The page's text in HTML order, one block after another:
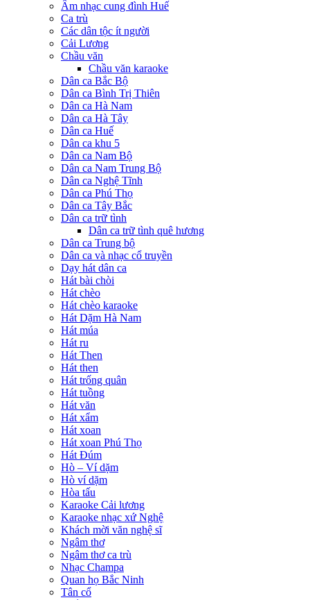
Âm nhạc cung đình Huế
Ca trù
Các dân tộc ít người
Cải Lương
Chầu văn
Chầu văn karaoke
Dân ca Bắc Bộ
Dân ca Bình Trị Thiên
Dân ca Hà Nam
Dân ca Hà Tây
Dân ca Huế
Dân ca khu 5
Dân ca Nam Bộ
Dân ca Nam Trung Bộ
Dân ca Nghệ Tĩnh
Dân ca Phú Thọ
Dân ca Tây Bắc
Dân ca trữ tình
Dân ca trữ tình quê hương
Dân ca Trung bộ
Dân ca và nhạc cổ truyền
Dạy hát dân ca
Hát bài chòi
Hát chèo
Hát chèo karaoke
Hát Dặm Hà Nam
Hát múa
Hát ru
Hát Then
Hát then
Hát trống quân
Hát tuồng
Hát văn
Hát xẩm
Hát xoan
Hát xoan Phú Thọ
Hát Đúm
Hò – Ví dặm
Hò ví dặm
Hòa tấu
Karaoke Cải lương
Karaoke nhạc xứ Nghệ
Khách mời văn nghệ sĩ
Ngâm thơ
Ngâm thơ ca trù
Nhạc Champa
Quan họ Bắc Ninh
Tân cổ